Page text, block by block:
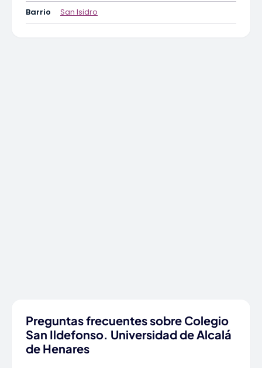
Barrio
San Isidro
Preguntas frecuentes sobre Colegio
San Ildefonso. Universidad de Alcalá
de Henares